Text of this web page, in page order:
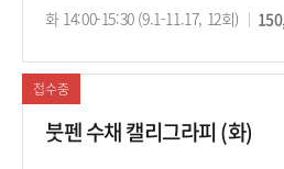
사
의
간
화 14:00-15:30 (9.1-11.17, 12회)
수
료
접수중
붓펜 수채 캘리그라피 (화)